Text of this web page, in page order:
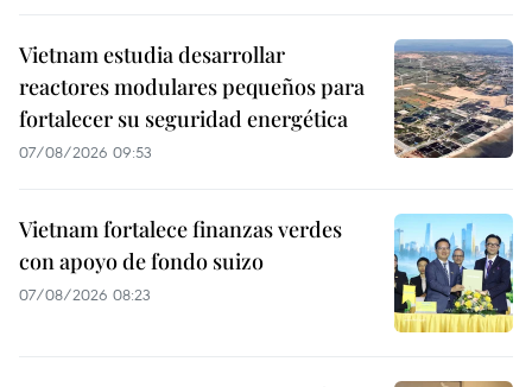
Vietnam estudia desarrollar
reactores modulares pequeños para
fortalecer su seguridad energética
07/08/2026 09:53
Vietnam fortalece finanzas verdes
con apoyo de fondo suizo
07/08/2026 08:23